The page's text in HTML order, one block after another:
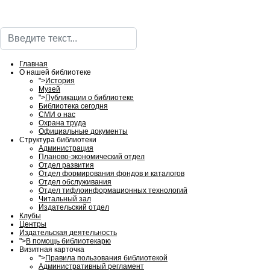
Поиск
Главная
О нашей библиотеке
">История
Музей
">Публикации о библиотеке
Библиотека сегодня
СМИ о нас
Охрана труда
Официальные документы
Структура библиотеки
Администрация
Планово-экономический отдел
Отдел развития
Отдел формирования фондов и каталогов
Отдел обслуживания
Отдел тифлоинформационных технологий
Читальный зал
Издательский отдел
Клубы
Центры
Издательская деятельность
">В помощь библиотекарю
Визитная карточка
">Правила пользования библиотекой
Административный регламент